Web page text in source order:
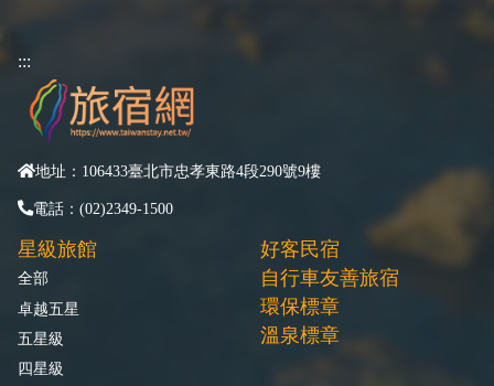
:::
地址：106433臺北市忠孝東路4段290號9樓
電話：(02)2349-1500
星級旅館
全部
卓越五星
五星級
四星級
好客民宿
自行車友善旅宿
環保標章
溫泉標章